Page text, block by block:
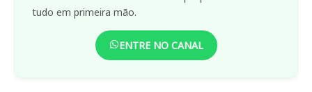
tudo em primeira mão.
ENTRE NO CANAL